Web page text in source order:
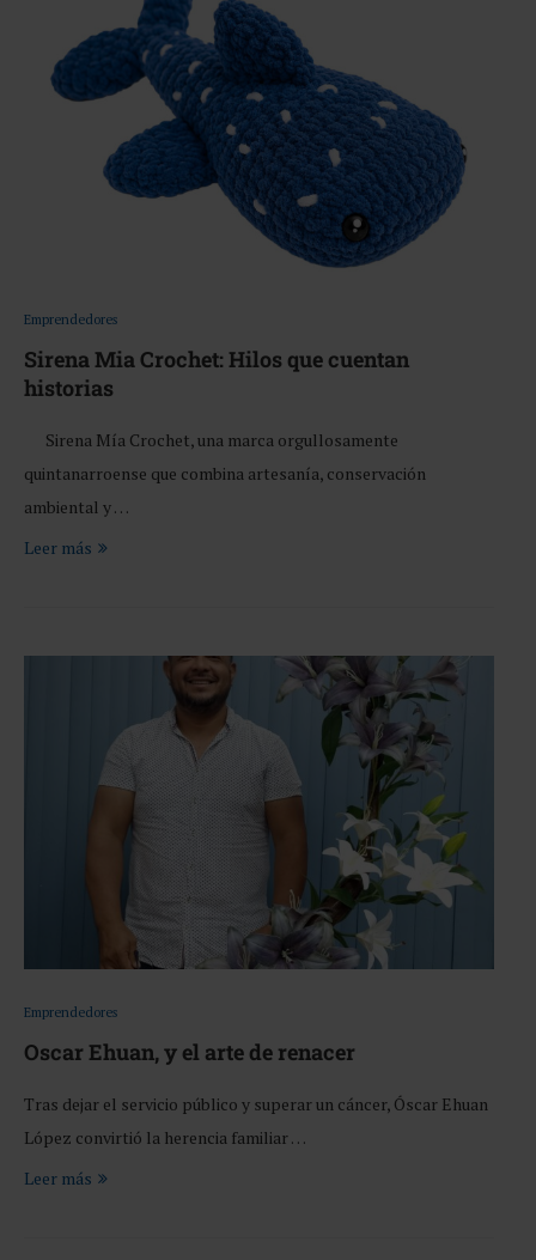
Emprendedores
Sirena Mia Crochet: Hilos que cuentan
historias
Sirena Mía Crochet, una marca orgullosamente
quintanarroense que combina artesanía, conservación
ambiental y …
Leer más
Emprendedores
Oscar Ehuan, y el arte de renacer
Tras dejar el servicio público y superar un cáncer, Óscar Ehuan
López convirtió la herencia familiar …
Leer más